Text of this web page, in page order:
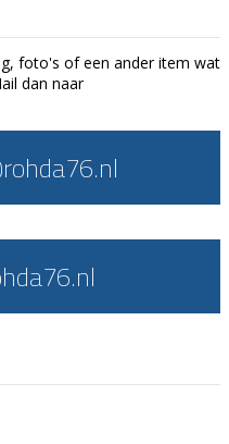
foto's of een ander item wat
dan naar